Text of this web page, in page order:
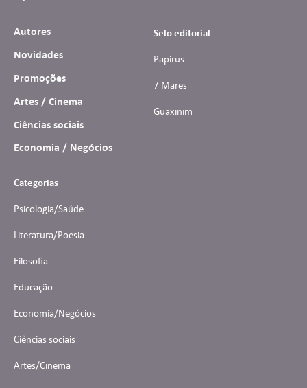
Autores
Novidades
Promoções
Artes / Cinema
Ciências sociais
Economia / Negócios
Selo editorial
Papirus
7 Mares
Guaxinim
Categorias
Psicologia/Saúde
Literatura/Poesia
Filosofia
Educação
Economia/Negócios
Ciências sociais
Artes/Cinema